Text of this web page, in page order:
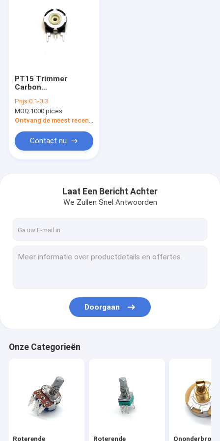
Fabrieksreis
Roterende Potentiometer
Ononderbroken Roterende Schakelaar
PT15 Trimmer
Carbon
Gat Piher Spanje
Potentiometer
Prijs:0.1-0.3
MOQ:1000 pices
Ontvang de meest recente Prijs
Contact nu
Laat Een Bericht Achter
We Zullen Snel Antwoorden
Doorgaan
Onze Categorieën
Roterende Roterende